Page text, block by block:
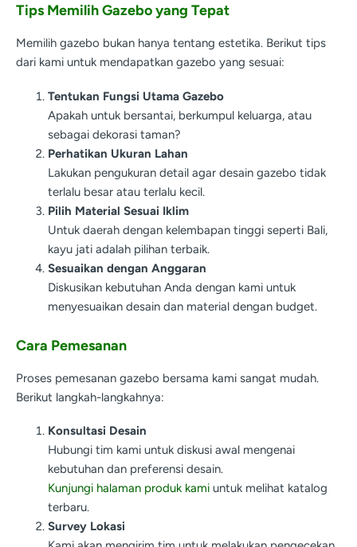
Tips Memilih Gazebo yang Tepat
Memilih gazebo bukan hanya tentang estetika. Berikut tips
dari kami untuk mendapatkan gazebo yang sesuai:
Tentukan Fungsi Utama Gazebo
Apakah untuk bersantai, berkumpul keluarga, atau
sebagai dekorasi taman?
Perhatikan Ukuran Lahan
Lakukan pengukuran detail agar desain gazebo tidak
terlalu besar atau terlalu kecil.
Pilih Material Sesuai Iklim
Untuk daerah dengan kelembapan tinggi seperti Bali,
kayu jati adalah pilihan terbaik.
Sesuaikan dengan Anggaran
Diskusikan kebutuhan Anda dengan kami untuk
menyesuaikan desain dan material dengan budget.
Cara Pemesanan
Proses pemesanan gazebo bersama kami sangat mudah.
Berikut langkah-langkahnya:
Konsultasi Desain
Hubungi tim kami untuk diskusi awal mengenai
kebutuhan dan preferensi desain.
Kunjungi halaman produk kami untuk melihat katalog
terbaru.
Survey Lokasi